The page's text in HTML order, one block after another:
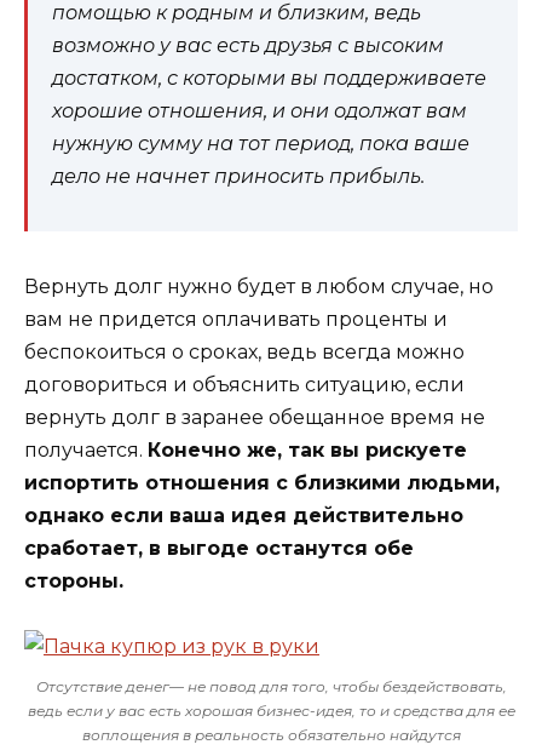
помощью к родным и близким, ведь
возможно у вас есть друзья с высоким
достатком, с которыми вы поддерживаете
хорошие отношения, и они одолжат вам
нужную сумму на тот период, пока ваше
дело не начнет приносить прибыль.
Вернуть долг нужно будет в любом случае, но
вам не придется оплачивать проценты и
беспокоиться о сроках, ведь всегда можно
договориться и объяснить ситуацию, если
вернуть долг в заранее обещанное время не
получается. Конечно же, так вы рискуете
испортить отношения с близкими людьми,
однако если ваша идея действительно
сработает, в выгоде останутся обе
стороны.
Отсутствие денег— не повод для того, чтобы бездействовать,
ведь если у вас есть хорошая бизнес-идея, то и средства для ее
воплощения в реальность обязательно найдутся